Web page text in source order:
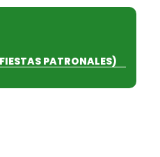
PATRONALES)